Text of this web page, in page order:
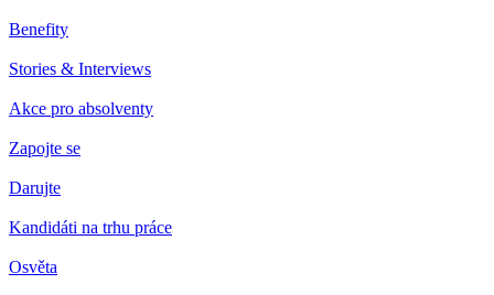
Benefity
Stories & Interviews
Akce pro absolventy
Zapojte se
Darujte
Kandidáti na trhu práce
Osvěta